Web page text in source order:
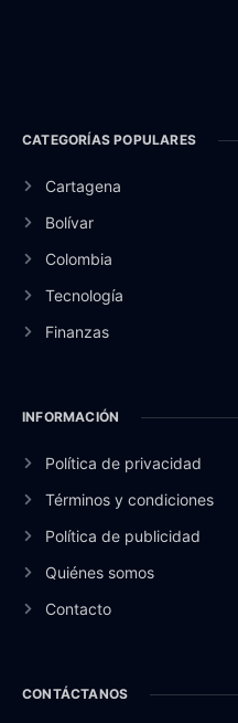
CATEGORÍAS POPULARES
Cartagena
Bolívar
Colombia
Tecnología
Finanzas
INFORMACIÓN
Política de privacidad
Términos y condiciones
Política de publicidad
Quiénes somos
Contacto
CONTÁCTANOS